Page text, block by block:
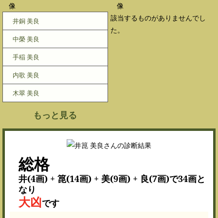
井銅 美良
中榮 美良
手稲 美良
内歌 美良
木翠 美良
もっと見る
該当するものがありませんでし
た。
総格
井(4画) + 箟(14画) + 美(9画) + 良(7画)で34画と
なり
大凶です